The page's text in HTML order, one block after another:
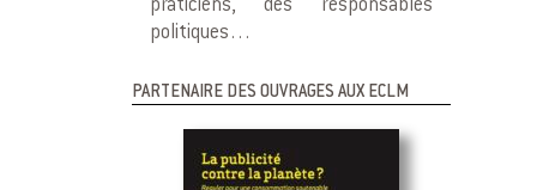
praticiens, des responsables
politiques…
PARTENAIRE DES OUVRAGES AUX ECLM